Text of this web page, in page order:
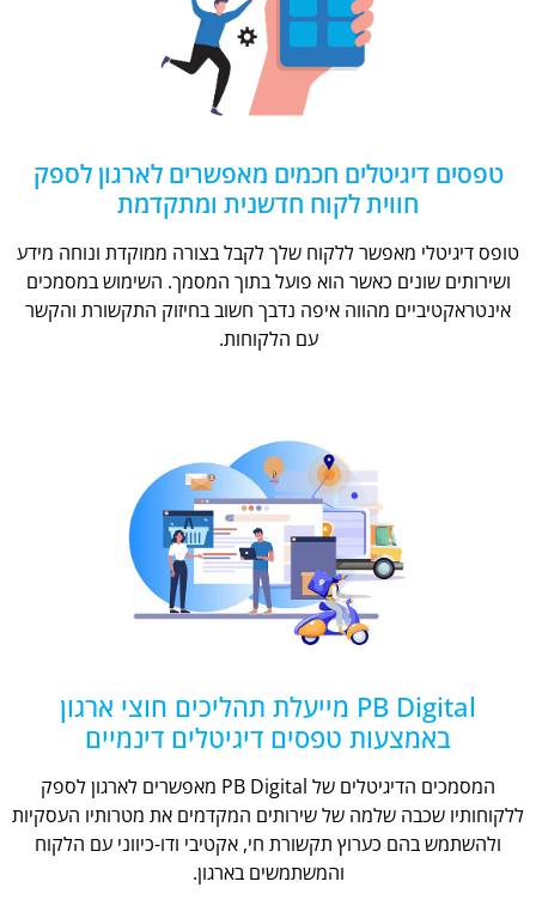
טפסים דיגיטלים חכמים מאפשרים לארגון לספק
חווית לקוח חדשנית ומתקדמת
טופס דיגיטלי מאפשר ללקוח שלך לקבל בצורה ממוקדת ונוחה מידע
ושירותים שונים כאשר הוא פועל בתוך המסמך. השימוש במסמכים
אינטראקטיביים מהווה איפה נדבך חשוב בחיזוק התקשורת והקשר
עם הלקוחות.
PB Digital מייעלת תהליכים חוצי ארגון
באמצעות טפסים דיגיטלים דינמיים
המסמכים הדיגיטלים של PB Digital מאפשרים לארגון לספק
ללקוחותיו שכבה שלמה של שירותים המקדמים את מטרותיו העסקיות
ולהשתמש בהם כערוץ תקשורת חי, אקטיבי ודו-כיווני עם הלקוח
והמשתמשים בארגון.